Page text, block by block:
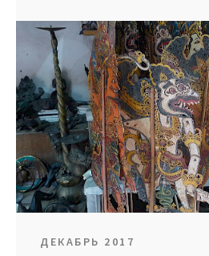
ДЕКАБРЬ 2017